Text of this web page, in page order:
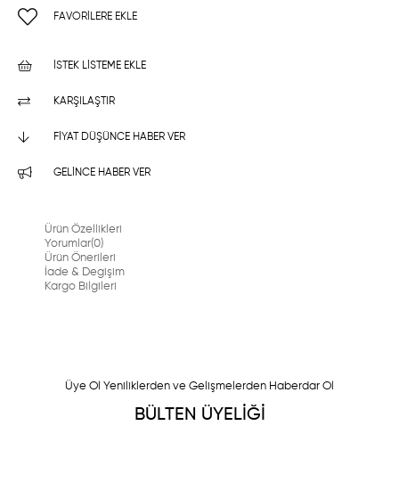
FAVORILERE EKLE
İSTEK LISTEME EKLE
KARŞILAŞTIR
FIYAT DÜŞÜNCE HABER VER
GELINCE HABER VER
Ürün Özellikleri
Yorumlar(0)
Ürün Önerileri
İade & Degişim
Kargo Bilgileri
Üye Ol Yeniliklerden ve Gelişmelerden Haberdar Ol
BÜLTEN ÜYELİĞİ